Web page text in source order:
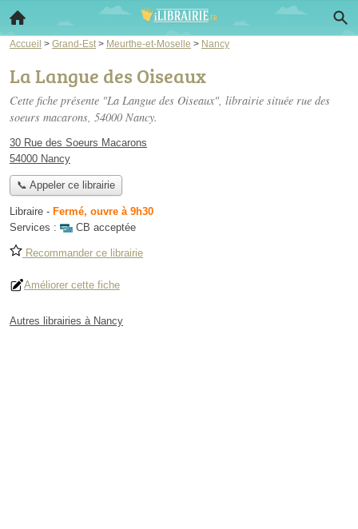
Accueil > Grand-Est > Meurthe-et-Moselle > Nancy
La Langue des Oiseaux
Cette fiche présente "La Langue des Oiseaux", librairie située rue des
soeurs macarons, 54000 Nancy.
30 Rue des Soeurs Macarons
54000 Nancy
📞 Appeler ce librairie
Libraire - Fermé, ouvre à 9h30
Services :
CB acceptée
Recommander ce librairie
Améliorer cette fiche
Autres librairies à Nancy